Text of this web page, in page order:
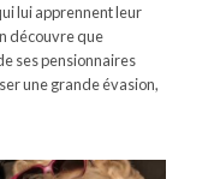
lui apprennent leur
découvre que
ses pensionnaires
une grande évasion,